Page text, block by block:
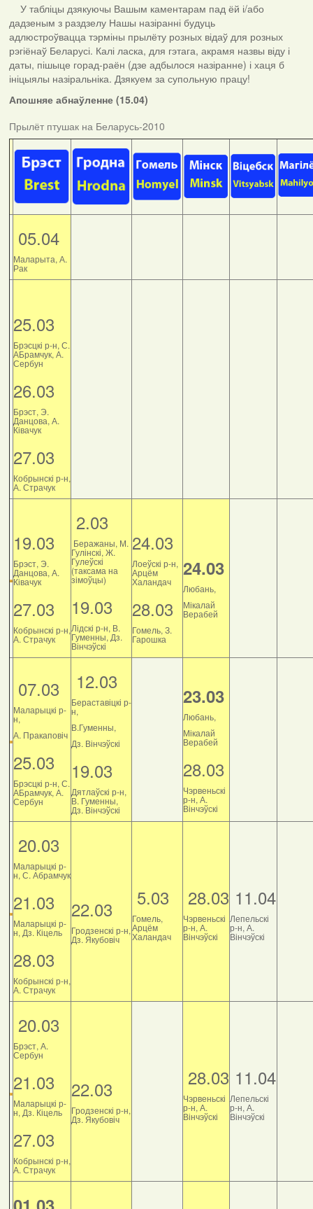
У табліцы дзякуючы Вашым каментарам пад ёй і/або
дадзеным з раздзелу Нашы назіранні будуць
адлюстроўвацца тэрміны прылёту розных відаў для розных
рэгіёнаў Беларусі. Калі ласка, для гэтага, акрамя назвы віду і
даты, пішыце горад-раён (дзе адбылося назіранне) і хаця б
ініцыялы назіральніка. Дзякуем за супольную працу!
Апошняе абнаўленне (15.04)
Прылёт птушак на Беларусь-2010
05.04
Маларыта, А.
Рак
25.03
Брэсцкі р-н, С.
АБрамчук, А.
Сербун
26.03
Брэст, Э.
Данцова, А.
Ківачук
27.03
Кобрынскі р-н,
А. Страчук
19.03
Брэст, Э.
Данцова, А.
Ківачук
27.03
Кобрынскі р-н,
А. Страчук
2.03
Беражаны, М.
Гулінскі, Ж.
Гулеўскі
(таксама на
зімоўцы)
19.03
Лідскі р-н, В.
Гуменны, Дз.
Вінчэўскі
24.03
Лоеўскі р-н,
Арцём
Халандач
28.03
Гомель, З.
Гарошка
24.03
Любань,
Мікалай
Верабей
07.03
Маларыцкі р-
н,
А. Пракаповіч
25.03
Брэсцкі р-н, С.
АБрамчук, А.
Сербун
12.03
Бераставіцкі р-
н,
В.Гуменны,
Дз. Вінчэўскі
19.03
Дятлаўскі р-н,
В. Гуменны,
Дз. Вінчэўскі
23.03
Любань,
Мікалай
Верабей
28.03
Чэрвеньскі
р-н, А.
Вінчэўскі
20.03
Маларыцкі р-
н, С. Абрамчук
21.03
Маларыцкі р-
н, Дз. Кіцель
28.03
Кобрынскі р-н,
А. Страчук
22.03
Гродзенскі р-н,
Дз. Якубовіч
5.03
Гомель,
Арцём
Халандач
28.03
Чэрвеньскі
р-н, А.
Вінчэўскі
11.04
Лепельскі
р-н, А.
Вінчэўскі
20.03
Брэст, А.
Сербун
21.03
Маларыцкі р-
н, Дз. Кіцель
27.03
Кобрынскі р-н,
А. Страчук
22.03
Гродзенскі р-н,
Дз. Якубовіч
28.03
Чэрвеньскі
р-н, А.
Вінчэўскі
11.04
Лепельскі
р-н, А.
Вінчэўскі